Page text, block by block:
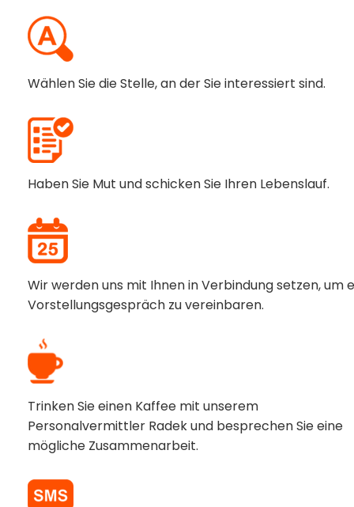
Wählen Sie die Stelle, an der Sie interessiert sind.
Wir werden uns mit Ihnen in Verbindung setzen, um
Vorstellungsgespräch zu vereinbaren.
Haben Sie Mut und schicken Sie Ihren Lebenslauf.
Trinken Sie einen Kaffee mit unserem
Personalvermittler Radek und besprechen Sie eine
mögliche Zusammenarbeit.